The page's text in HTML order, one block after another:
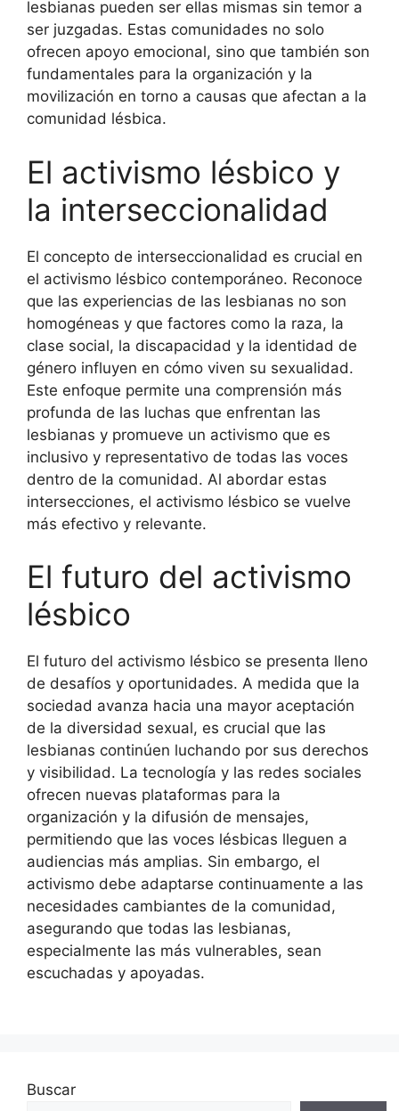
lesbianas pueden ser ellas mismas sin temor a
ser juzgadas. Estas comunidades no solo
ofrecen apoyo emocional, sino que también son
fundamentales para la organización y la
movilización en torno a causas que afectan a la
comunidad lésbica.
El activismo lésbico y
la interseccionalidad
El concepto de interseccionalidad es crucial en
el activismo lésbico contemporáneo. Reconoce
que las experiencias de las lesbianas no son
homogéneas y que factores como la raza, la
clase social, la discapacidad y la identidad de
género influyen en cómo viven su sexualidad.
Este enfoque permite una comprensión más
profunda de las luchas que enfrentan las
lesbianas y promueve un activismo que es
inclusivo y representativo de todas las voces
dentro de la comunidad. Al abordar estas
intersecciones, el activismo lésbico se vuelve
más efectivo y relevante.
El futuro del activismo
lésbico
El futuro del activismo lésbico se presenta lleno
de desafíos y oportunidades. A medida que la
sociedad avanza hacia una mayor aceptación
de la diversidad sexual, es crucial que las
lesbianas continúen luchando por sus derechos
y visibilidad. La tecnología y las redes sociales
ofrecen nuevas plataformas para la
organización y la difusión de mensajes,
permitiendo que las voces lésbicas lleguen a
audiencias más amplias. Sin embargo, el
activismo debe adaptarse continuamente a las
necesidades cambiantes de la comunidad,
asegurando que todas las lesbianas,
especialmente las más vulnerables, sean
escuchadas y apoyadas.
Buscar